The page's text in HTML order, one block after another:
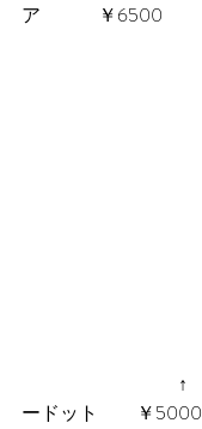
ア　　　￥6500
ードット　　￥5000